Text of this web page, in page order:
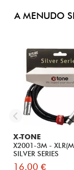
A MENUDO
X-TONE
X2001-3M -
SILVER SERIES
16.00 €